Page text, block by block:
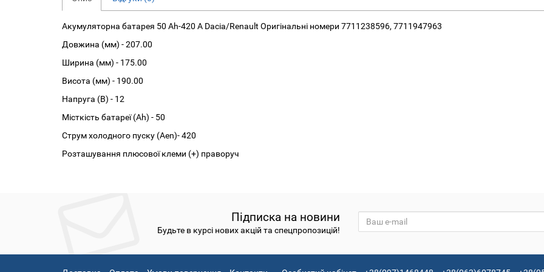
Акумуляторна батарея 50 Ah-420 A Dacia/Renault Оригінальні номери 7711238596, 7711947963
Довжина (мм) - 207.00
Ширина (мм) - 175.00
Висота (мм) - 190.00
Напруга (В) - 12
Місткість батареї (Аh) - 50
Струм холодного пуску (Аen)- 420
Розташування плюсової клеми (+) праворуч
Підписка на новини
Будьте в курсі нових акцій та спецпропозицій!